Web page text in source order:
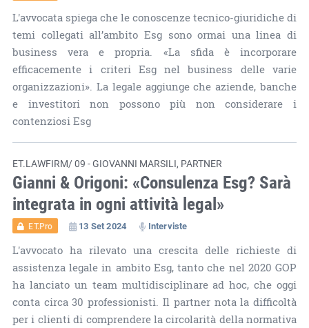
L'avvocata spiega che le conoscenze tecnico-giuridiche di
temi collegati all’ambito Esg sono ormai una linea di
business vera e propria. «La sfida è incorporare
efficacemente i criteri Esg nel business delle varie
organizzazioni». La legale aggiunge che aziende, banche
e investitori non possono più non considerare i
contenziosi Esg
ET.LAWFIRM/ 09 - GIOVANNI MARSILI, PARTNER
Gianni & Origoni: «Consulenza Esg? Sarà
integrata in ogni attività legal»
ET.Pro 13 Set 2024 Interviste
L'avvocato ha rilevato una crescita delle richieste di
assistenza legale in ambito Esg, tanto che nel 2020 GOP
ha lanciato un team multidisciplinare ad hoc, che oggi
conta circa 30 professionisti. Il partner nota la difficoltà
per i clienti di comprendere la circolarità della normativa